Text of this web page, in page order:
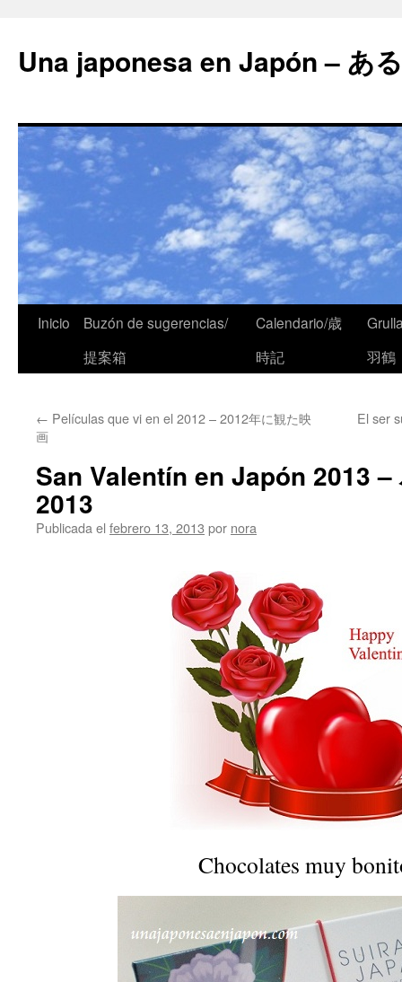
Una japonesa en Japón – あ
Inicio
Buzón de sugerencias/
提案箱
Calendario/歳
時記
羽鶴
← Películas que vi en el 2012 – 2012年に観た映
画
El ser
San Valentín en Japón 2013 –
2013
Publicada el febrero 13, 2013 por nora
Chocolates muy